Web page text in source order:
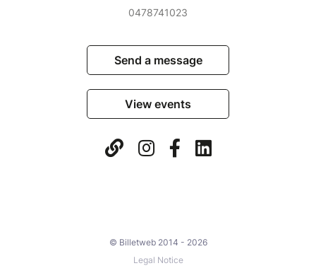
0478741023
Send a message
View events
© Billetweb 2014 - 2026
Legal Notice